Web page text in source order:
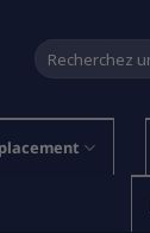
Recherche
pour :